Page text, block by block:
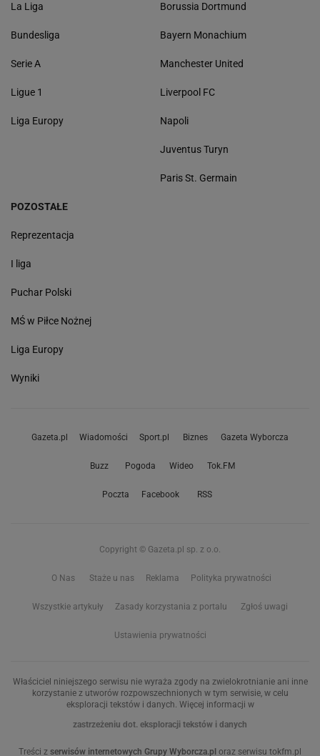
La Liga
Bundesliga
Serie A
Ligue 1
Liga Europy
Borussia Dortmund
Bayern Monachium
Manchester United
Liverpool FC
Napoli
Juventus Turyn
Paris St. Germain
POZOSTAŁE
Reprezentacja
I liga
Puchar Polski
MŚ w Piłce Nożnej
Liga Europy
Wyniki
Gazeta.pl Wiadomości Sport.pl Biznes Gazeta Wyborcza
Buzz Pogoda Wideo Tok.FM
Poczta Facebook RSS
Copyright © Gazeta.pl sp. z o.o.
O Nas Staże u nas Reklama Polityka prywatności
Wszystkie artykuły Zasady korzystania z portalu Zgłoś uwagi
Ustawienia prywatności
Właściciel niniejszego serwisu nie wyraża zgody na zwielokrotnianie ani inne
korzystanie z utworów rozpowszechnionych w tym serwisie, w celu
eksploracji tekstów i danych. Więcej informacji w
zastrzeżeniu dot. eksploracji tekstów i danych
Treści z serwisów internetowych Grupy Wyborcza.pl oraz serwisu tokfm.pl